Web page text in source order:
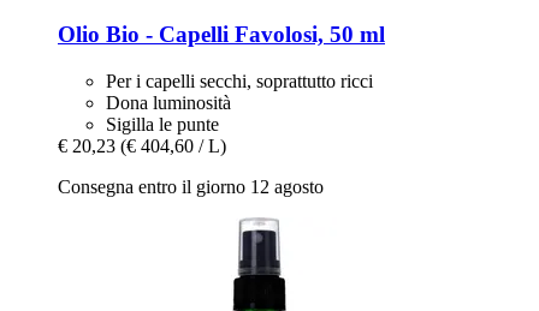
Olio Bio -​ Capelli Favolosi, 50 ml
Per i capelli secchi, soprattutto ricci
Dona luminosità
Sigilla le punte
€ 20,23 (€ 404,60 / L)
Consegna entro il giorno 12 agosto